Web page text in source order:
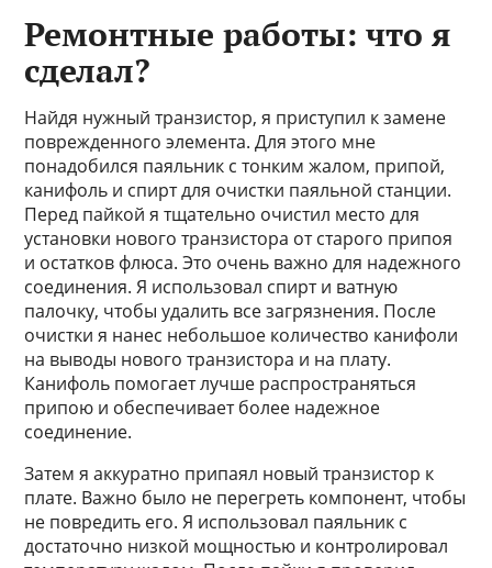
Ремонтные работы: что я
сделал?
Найдя нужный транзистор, я приступил к замене
поврежденного элемента. Для этого мне
понадобился паяльник с тонким жалом, припой,
канифоль и спирт для очистки паяльной станции.
Перед пайкой я тщательно очистил место для
установки нового транзистора от старого припоя
и остатков флюса. Это очень важно для надежного
соединения. Я использовал спирт и ватную
палочку, чтобы удалить все загрязнения. После
очистки я нанес небольшое количество канифоли
на выводы нового транзистора и на плату.
Канифоль помогает лучше распространяться
припою и обеспечивает более надежное
соединение.
Затем я аккуратно припаял новый транзистор к
плате. Важно было не перегреть компонент, чтобы
не повредить его. Я использовал паяльник с
достаточно низкой мощностью и контролировал